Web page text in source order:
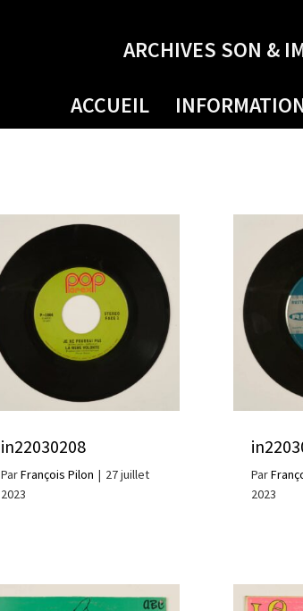
ARCHIVES SON &
ACCUEIL
in22030208
ParFrançois Pilon | 27 juillet
2023
Par
2023